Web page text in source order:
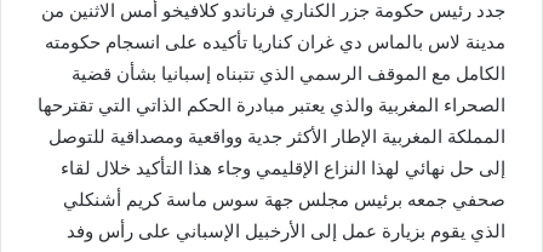
جدد رئيس حكومة جزر الكناري فرناندو كلافيخو أمس الاثنين من
مدينة لاس بالماس دي غران كناريا تأكيده على انسجام حكومته
الكامل مع الموقف الرسمي الذي تتبناه إسبانيا بشأن قضية
الصحراء المغربية والذي يعتبر مبادرة الحكم الذاتي التي تقترحها
المملكة المغربية الإطار الأكثر جدية وواقعية ومصداقية للتوصل
إلى حل نهائي لهذا النزاع الإقليمي وجاء هذا التأكيد خلال لقاء
صحفي جمعه برئيس مجلس جهة سوس ماسة كريم أشنكلي
الذي يقوم بزيارة عمل إلى الأرخبيل الإسباني على رأس وفد